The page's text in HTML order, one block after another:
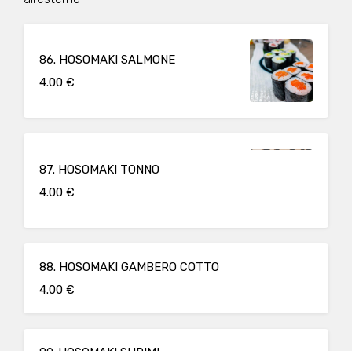
86. HOSOMAKI SALMONE
4.00 €
87. HOSOMAKI TONNO
4.00 €
88. HOSOMAKI GAMBERO COTTO
4.00 €